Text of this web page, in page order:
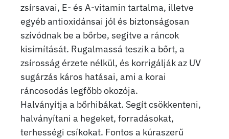
zsírsavai, E- és A-vitamin tartalma, illetve
egyéb antioxidánsai jól és biztonságosan
szívódnak be a bőrbe, segítve a ráncok
kisimítását. Rugalmassá teszik a bőrt, a
zsírosság érzete nélkül, és korrigálják az UV
sugárzás káros hatásai, ami a korai
ráncosodás legfőbb okozója.
Halványítja a bőrhibákat. Segít csökkenteni,
halványítani a hegeket, forradásokat,
terhességi csíkokat. Fontos a kúraszerű